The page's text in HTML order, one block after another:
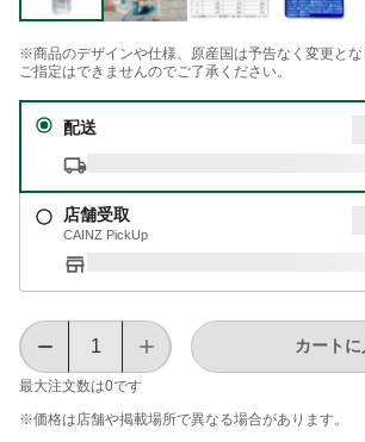
※商品のデザインや仕様、原産国は予告なく変更とな
ご指定はできませんのでご了承ください。
配送
店舗受取
CAINZ PickUp
最大注文数は0です
カート
※価格は​店舗や​掲載場所で​異なる​場合が​あります。